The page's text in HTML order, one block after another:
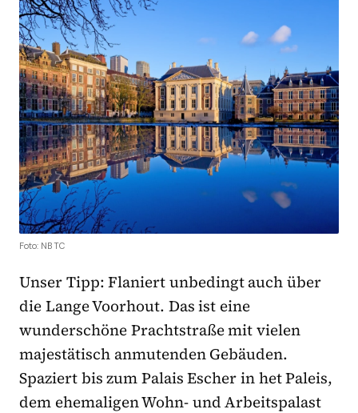
Foto: NBTC
Unser Tipp: Flaniert unbedingt auch über
die Lange Voorhout. Das ist eine
wunderschöne Prachtstraße mit vielen
majestätisch anmutenden Gebäuden.
Spaziert bis zum Palais Escher in het Paleis,
dem ehemaligen Wohn- und Arbeitspalast